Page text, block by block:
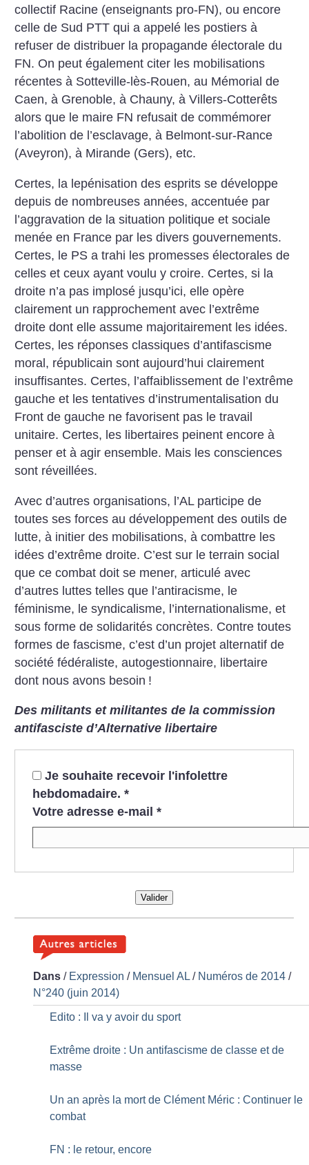
collectif Racine (enseignants pro-FN), ou encore
celle de Sud PTT qui a appelé les postiers à
refuser de distribuer la propagande électorale du
FN. On peut également citer les mobilisations
récentes à Sotteville-lès-Rouen, au Mémorial de
Caen, à Grenoble, à Chauny, à Villers-Cotterêts
alors que le maire FN refusait de commémorer
l’abolition de l’esclavage, à Belmont-sur-Rance
(Aveyron), à Mirande (Gers), etc.
Certes, la lepénisation des esprits se développe
depuis de nombreuses années, accentuée par
l’aggravation de la situation politique et sociale
menée en France par les divers gouvernements.
Certes, le PS a trahi les promesses électorales de
celles et ceux ayant voulu y croire. Certes, si la
droite n’a pas implosé jusqu’ici, elle opère
clairement un rapprochement avec l’extrême
droite dont elle assume majoritairement les idées.
Certes, les réponses classiques d’antifascisme
moral, républicain sont aujourd’hui clairement
insuffisantes. Certes, l’affaiblissement de l’extrême
gauche et les tentatives d’instrumentalisation du
Front de gauche ne favorisent pas le travail
unitaire. Certes, les libertaires peinent encore à
penser et à agir ensemble. Mais les consciences
sont réveillées.
Avec d’autres organisations, l’AL participe de
toutes ses forces au développement des outils de
lutte, à initier des mobilisations, à combattre les
idées d’extrême droite. C’est sur le terrain social
que ce combat doit se mener, articulé avec
d’autres luttes telles que l’antiracisme, le
féminisme, le syndicalisme, l’internationalisme, et
sous forme de solidarités concrètes. Contre toutes
formes de fascisme, c’est d’un projet alternatif de
société fédéraliste, autogestionnaire, libertaire
dont nous avons besoin !
Des militants et militantes de la commission
antifasciste d’Alternative libertaire
Je souhaite recevoir l'infolettre
hebdomadaire. *
Votre adresse e-mail *
Valider
Dans / Expression / Mensuel AL / Numéros de 2014 /
N°240 (juin 2014)
Edito : Il va y avoir du sport
Extrême droite : Un antifascisme de classe et de
masse
Un an après la mort de Clément Méric : Continuer le
combat
FN : le retour, encore